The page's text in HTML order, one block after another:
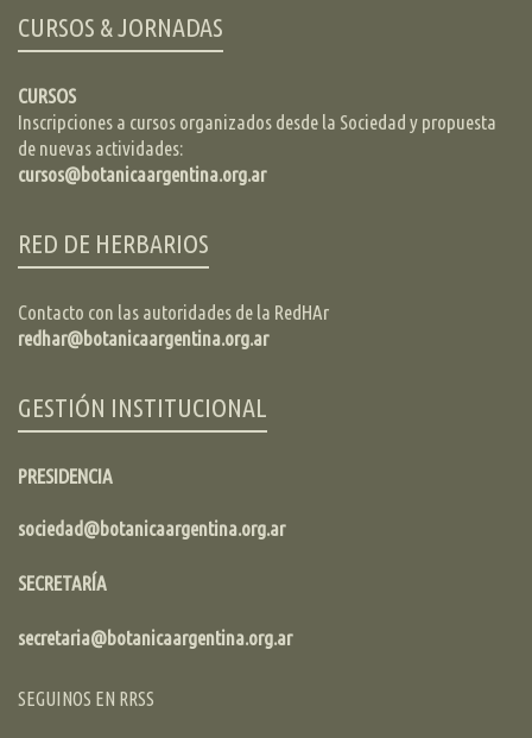
CURSOS & JORNADAS
CURSOS
Inscripciones a cursos organizados desde la Sociedad y propuesta
de nuevas actividades:
cursos@botanicaargentina.org.ar
RED DE HERBARIOS
Contacto con las autoridades de la RedHAr
redhar@botanicaargentina.org.ar
GESTIÓN INSTITUCIONAL
PRESIDENCIA
sociedad@botanicaargentina.org.ar
SECRETARÍA
secretaria@botanicaargentina.org.ar
SEGUINOS EN RRSS